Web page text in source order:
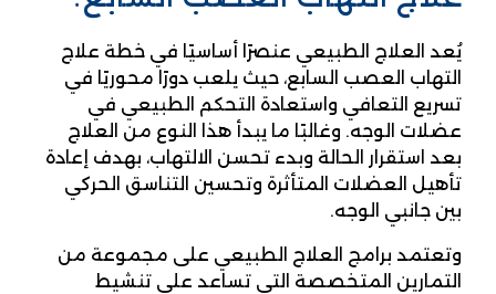
يُعد العلاج الطبيعي عنصرًا أساسيًا في خطة علاج
التهاب العصب السابع، حيث يلعب دورًا محوريًا في
تسريع التعافي واستعادة التحكم الطبيعي في
عضلات الوجه. وغالبًا ما يبدأ هذا النوع من العلاج
بعد استقرار الحالة وبدء تحسن الالتهاب، بهدف إعادة
تأهيل العضلات المتأثرة وتحسين التناسق الحركي
بين جانبي الوجه.
وتعتمد برامج العلاج الطبيعي على مجموعة من
التمارين المتخصصة التي تساعد على تنشيط